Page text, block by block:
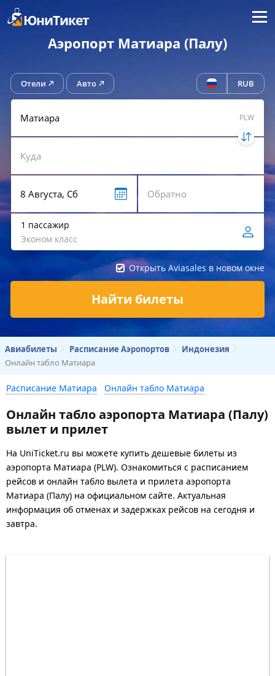
ЮниТикет Меню
Аэропорт Матиара (Палу)
Отели Авто RUB
PLW
1 пассажир
Эконом класс
Открыть Aviasales в новом окне
Найти билеты
Авиабилеты Расписание Аэропортов
Индонезия
Онлайн табло Матиара
Расписание Матиара Онлайн табло Матиара
Онлайн табло аэропорта Матиара (Палу)
вылет и прилет
На UniTicket.ru вы можете купить дешевые билеты из
аэропорта Матиара (PLW). Ознакомиться с расписанием
рейсов и онлайн табло вылета и прилета аэропорта
Матиара (Палу) на официальном сайте. Актуальная
информация об отменах и задержках рейсов на сегодня и
завтра.